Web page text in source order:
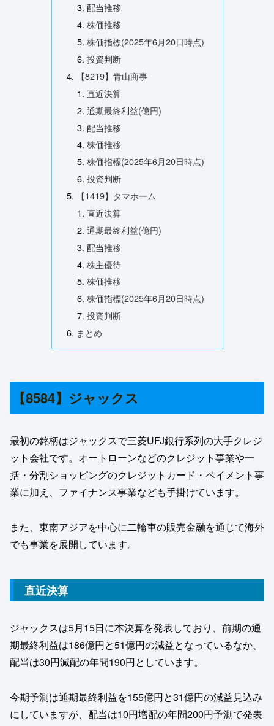
配当推移
株価推移
株価指標(2025年6月20日時点)
投資判断
【8219】青山商事
直近決算
通期最終利益(億円)
配当推移
株価推移
株価指標(2025年6月20日時点)
投資判断
【1419】タマホーム
直近決算
通期最終利益(億円)
配当推移
株主優待
株価推移
株価指標(2025年6月20日時点)
投資判断
まとめ
【8584】ジャックス
最初の銘柄はジャックスで三菱UFJ銀行系列の大手クレジ
ット会社です。オートローンなどのクレジット事業や一
括・分割ショッピングのクレジットカード・ペイメント事
業に加え、ファイナンス事業なども手掛けています。
また、東南アジアを中心に二輪車の販売金融を通じて海外
でも事業を展開しています。
直近決算
ジャックスは5月15日に本決算を発表しており、前期の通
期最終利益は186億円と51億円の減益となっているなか、
配当は30円減配の年間190円としています。
今期予測は通期最終利益を155億円と31億円の減益見込み
にしていますが、配当は10円増配の年間200円予測で発表